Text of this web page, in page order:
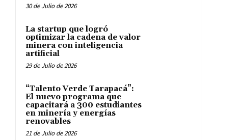
30 de Julio de 2026
La startup que logró
optimizar la cadena de valor
minera con inteligencia
artificial
29 de Julio de 2026
“Talento Verde Tarapacá”:
El nuevo programa que
capacitará a 300 estudiantes
en minería y energías
renovables
21 de Julio de 2026